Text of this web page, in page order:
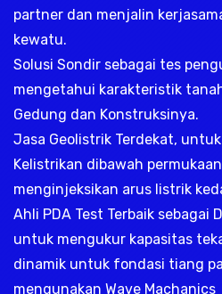
partner dan menjalin
kewatu.
Solusi Sondir sebagai tes
mengetahui karakteristik
Gedung dan Konstruksinya.
Jasa Geolistrik Terdekat,
Kelistrikan dibawah
menginjeksikan arus listrik
Ahli PDA Test Terbaik sebagai
untuk mengukur kapasitas
dinamik untuk fondasi tiang
mengunakan Wave Machanics